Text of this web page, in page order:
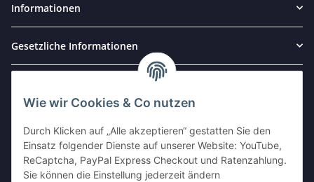
Wie wir Cookies & Co nutzen
Durch Klicken auf „Alle akzeptieren“ gestatten Sie den
Einsatz folgender Dienste auf unserer Website: YouTube,
ReCaptcha, PayPal Express Checkout und Ratenzahlung.
Sie können die Einstellung jederzeit ändern
Informationen
Gesetzliche Informationen